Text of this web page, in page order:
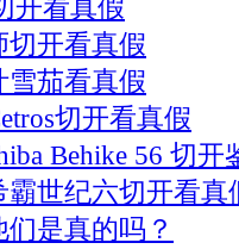
开看真假
切开看真假
雪茄看真假
切开看真假
Behike 56 切开
世纪六切开看真
是真的吗？